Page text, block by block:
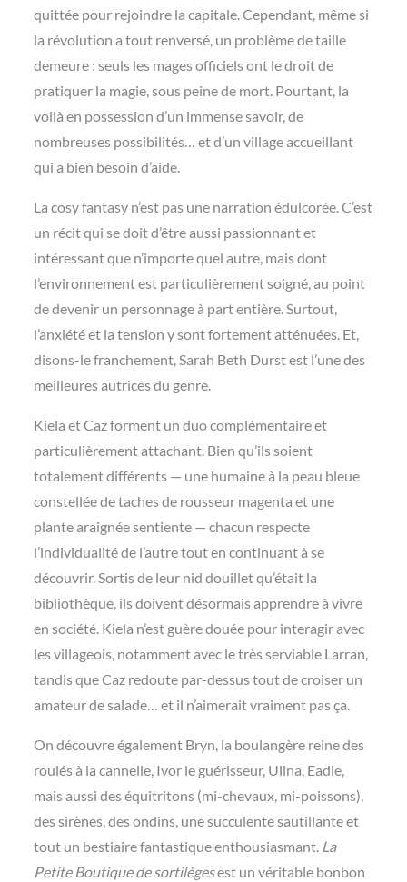
quittée pour rejoindre la capitale. Cependant, même si
la révolution a tout renversé, un problème de taille
demeure : seuls les mages officiels ont le droit de
pratiquer la magie, sous peine de mort. Pourtant, la
voilà en possession d’un immense savoir, de
nombreuses possibilités… et d’un village accueillant
qui a bien besoin d’aide.
La cosy fantasy n’est pas une narration édulcorée. C’est
un récit qui se doit d’être aussi passionnant et
intéressant que n’importe quel autre, mais dont
l’environnement est particulièrement soigné, au point
de devenir un personnage à part entière. Surtout,
l’anxiété et la tension y sont fortement atténuées. Et,
disons-le franchement, Sarah Beth Durst est l’une des
meilleures autrices du genre.
Kiela et Caz forment un duo complémentaire et
particulièrement attachant. Bien qu’ils soient
totalement différents — une humaine à la peau bleue
constellée de taches de rousseur magenta et une
plante araignée sentiente — chacun respecte
l’individualité de l’autre tout en continuant à se
découvrir. Sortis de leur nid douillet qu’était la
bibliothèque, ils doivent désormais apprendre à vivre
en société. Kiela n’est guère douée pour interagir avec
les villageois, notamment avec le très serviable Larran,
tandis que Caz redoute par-dessus tout de croiser un
amateur de salade… et il n’aimerait vraiment pas ça.
On découvre également Bryn, la boulangère reine des
roulés à la cannelle, Ivor le guérisseur, Ulina, Eadie,
mais aussi des équitritons (mi-chevaux, mi-poissons),
des sirènes, des ondins, une succulente sautillante et
tout un bestiaire fantastique enthousiasmant. La
Petite Boutique de sortilègesest un véritable bonbon